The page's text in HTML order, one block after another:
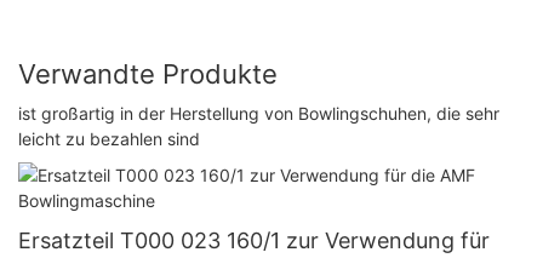
Verwandte Produkte
ist großartig in der Herstellung von Bowlingschuhen, die sehr
leicht zu bezahlen sind
Ersatzteil T000 023 160/1 zur Verwendung für